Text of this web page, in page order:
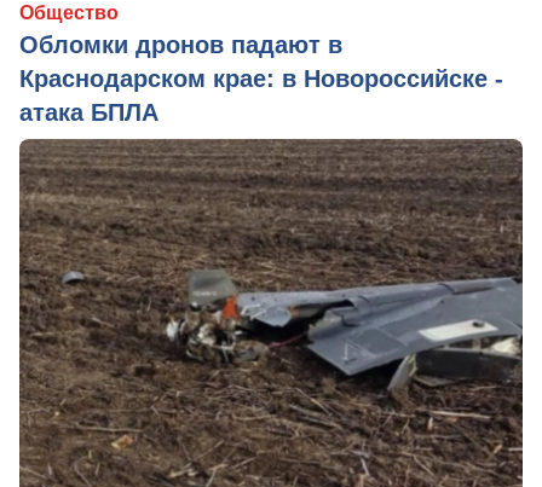
Общество
Обломки дронов падают в
Краснодарском крае: в Новороссийске -
атака БПЛА